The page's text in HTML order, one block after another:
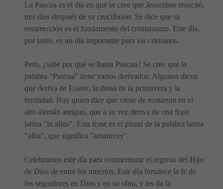
La Pascua es el día en que se cree que Jesucristo resucitó,
tres días después de su crucifixión. Se dice que su
resurrección es el fundamento del cristianismo. Este día,
por tanto, es un día importante para los cristianos.
Pero, ¿sabe por qué se llama Pascua? Se cree que la
palabra "Pascua" tiene varios derivados. Algunos dicen
que deriva de Eostre, la diosa de la primavera y la
fertilidad. Hay quien dice que viene de eostarum en el
alto alemán antiguo, que a su vez deriva de una frase
latina "in albis". Esta frase es el plural de la palabra latina
"alba", que significa "amanecer".
Celebramos este día para conmemorar el regreso del Hijo
de Dios de entre los muertos. Este día fortalece la fe de
los seguidores en Dios y en su obra, y les da la